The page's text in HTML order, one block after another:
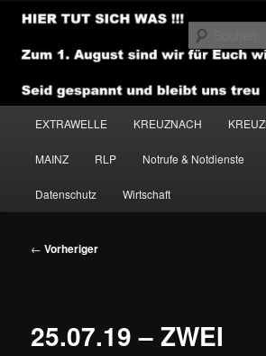
Zum
primären
Inhalt
NEWSHOUSE.MEDIA
EXTRAWELLE KREUZNACH
MAINZ RLP Notrufe & Notdienste
Datenschutz Wirtschaft
Beitragsnavigation
← Vorheriger
25.07.19 – ZWEI